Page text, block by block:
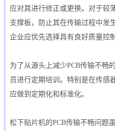
应对其进行修正或更换。对于较
支撑板，防止其在传输过程中发
企业应优先选择具有良好质量控
为了从源头上减少PCB传输不畅
员进行定期培训。特别是在传感
应做到定期化和标准化。
松下贴片机的PCB传输不畅问题